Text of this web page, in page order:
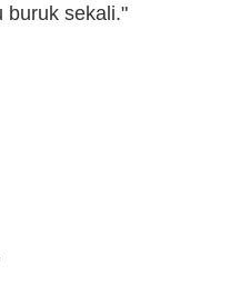
buruk sekali."